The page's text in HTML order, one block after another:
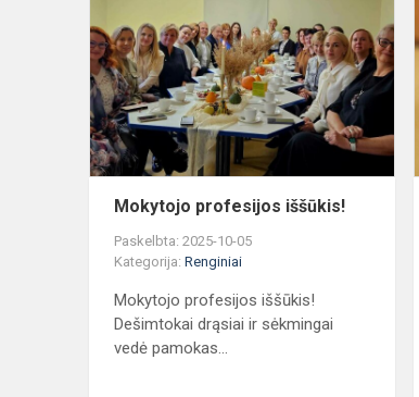
Mokytojo profesijos iššūkis!
Paskelbta: 2025-10-05
Kategorija: Renginiai
Mokytojo profesijos iššūkis!
Dešimtokai drąsiai ir sėkmingai
vedė pamokas...